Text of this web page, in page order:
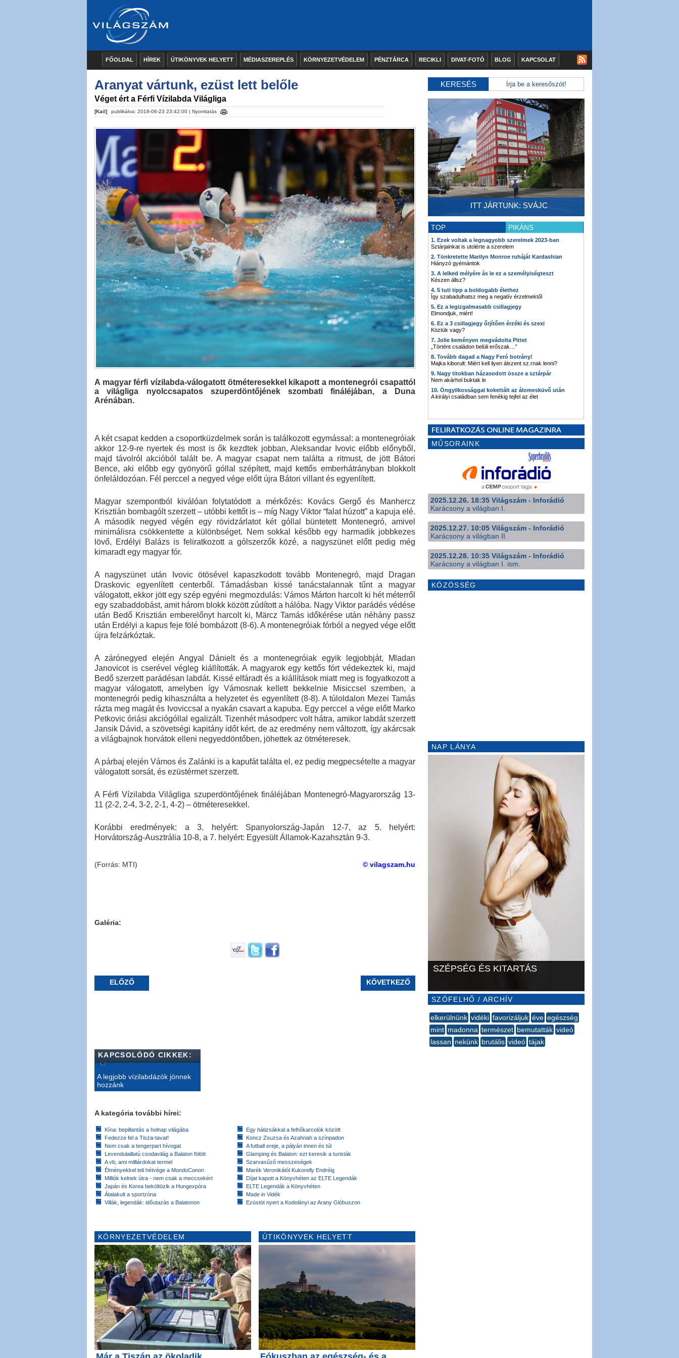
FŐOLDAL HÍREK ÚTIKÖNYVEK HELYETT MÉDIASZEREPLÉS KÖRNYEZETVÉDELEM PÉNZTÁRCA RECIKLI DIVAT-FOTÓ BLOG KAPCSOLAT
Aranyat vártunk, ezüst lett belőle
Véget ért a Férfi Vízilabda Világliga
[Kail] publikálva: 2018-06-23 23:42:00 | Nyomtatás
A magyar férfi vízilabda-válogatott ötméteresekkel kikapott a montenegrói csapattól
a világliga nyolccsapatos szuperdöntőjének szombati fináléjában, a Duna
Arénában.
A két csapat kedden a csoportküzdelmek során is találkozott egymással: a montenegróiak
akkor 12-9-re nyertek és most is ők kezdtek jobban, Aleksandar Ivovic előbb előnyből,
majd távolról akcióból talált be. A magyar csapat nem találta a ritmust, de jött Bátori
Bence, aki előbb egy gyönyörű góllal szépített, majd kettős emberhátrányban blokkolt
önfeláldozóan. Fél perccel a negyed vége előtt újra Bátori villant és egyenlített.
Magyar szempontból kiválóan folytatódott a mérkőzés: Kovács Gergő és Manhercz
Krisztián bombagólt szerzett – utóbbi kettőt is – míg Nagy Viktor “falat húzott” a kapuja elé.
A második negyed végén egy rövidzárlatot két góllal büntetett Montenegró, amivel
minimálisra csökkentette a különbséget. Nem sokkal később egy harmadik jobbkezes
lövő, Erdélyi Balázs is feliratkozott a gólszerzők közé, a nagyszünet előtt pedig még
kimaradt egy magyar fór.
A nagyszünet után Ivovic ötösével kapaszkodott tovább Montenegró, majd Dragan
Draskovic egyenlített centerből. Támadásban kissé tanácstalannak tűnt a magyar
válogatott, ekkor jött egy szép egyéni megmozdulás: Vámos Márton harcolt ki hét méterről
egy szabaddobást, amit három blokk között zúdított a hálóba. Nagy Viktor parádés védése
után Bedő Krisztián emberelőnyt harcolt ki, Märcz Tamás időkérése után néhány passz
után Erdélyi a kapus feje fölé bombázott (8-6). A montenegróiak fórból a negyed vége előtt
újra felzárkóztak.
A zárónegyed elején Angyal Dánielt és a montenegróiak egyik legjobbját, Mladan
Janovicot is cserével végleg kiállították. A magyarok egy kettős fórt védekeztek ki, majd
Bedő szerzett parádésan labdát. Kissé elfáradt és a kiállítások miatt meg is fogyatkozott a
magyar válogatott, amelyben így Vámosnak kellett bekkelnie Misiccsel szemben, a
montenegrói pedig kihasználta a helyzetet és egyenlített (8-8). A túloldalon Mezei Tamás
rázta meg magát és Ivoviccsal a nyakán csavart a kapuba. Egy perccel a vége előtt Marko
Petkovic óriási akciógóllal egalizált. Tizenhét másodperc volt hátra, amikor labdát szerzett
Jansik Dávid, a szövetségi kapitány időt kért, de az eredmény nem változott, így akárcsak
a világbajnok horvátok elleni negyeddöntőben, jöhettek az ötméteresek.
A párbaj elején Vámos és Zalánki is a kapufát találta el, ez pedig megpecsételte a magyar
válogatott sorsát, és ezüstérmet szerzett.
A Férfi Vízilabda Világliga szuperdöntőjének fináléjában Montenegró-Magyarország 13-
11 (2-2, 2-4, 3-2, 2-1, 4-2) – ötméteresekkel.
Korábbi eredmények: a 3. helyért: Spanyolország-Japán 12-7, az 5. helyért:
Horvátország-Ausztrália 10-8, a 7. helyért: Egyesült Államok-Kazahsztán 9-3.
© vilagszam.hu
(Forrás: MTI)
Galéria:
ELŐZŐ KÖVETKEZŐ
KAPCSOLÓDÓ CIKKEK:
A legjobb vízilabdázók jönnek
hozzánk
A kategória további hírei:
Kína: bepillantás a holnap világába
Fedezze fel a Tisza-tavat!
Nem csak a tengerpart hívogat
Levendulaillatú csodavilág a Balaton fölött
A vb, ami milliárdokat termel
Élményekkel teli hétvége a MondoConon
Milliók kelnek útra - nem csak a meccsekért
Japán és Korea beköltözik a Hungexpóra
Átalakult a sportzóna
Villák, legendák: időutazás a Balatonon
Egy hátizsákkal a felhőkarcolók között
Koncz Zsuzsa és Azahriah a színpadon
A futball ereje, a pályán innen és túl
Glamping és Balaton: ezt keresik a turisták
Szarvasűző messzeségek
Marék Veronikától Kukorelly Endréig
Díjat kapott a Könyvhéten az ELTE Legendák
ELTE Legendák a Könyvhéten
Made in Vidék
Ezüstöt nyert a Kodolányi az Arany Glóbuszon
KÖRNYEZETVÉDELEM ÚTIKÖNYVEK HELYETT
KERESÉS
ITT JÁRTUNK: SVÁJC
TOP PIKÁNS
1. Ezek voltak a legnagyobb szerelmek 2023-ban
Sztárjainkat is utolérte a szerelem
2. Tönkretette Marilyn Monroe ruháját Kardashian
Hiányzó gyémántok
3. A lelked mélyére ás le ez a személyiségteszt
Készen állsz?
4. 5 tuti tipp a boldogabb élethez
Így szabadulhatsz meg a negatív érzelmektől
5. Ez a legizgalmasabb csillagjegy
Elmondjuk, miért!
6. Ez a 3 csillagjegy őrjítően érzéki és szexi
Köztük vagy?
7. Jolie keményen megvádolta Pittet
„Történt családon belüli erőszak…”
8. Tovább dagad a Nagy Feró botrány!
Majka kiborult: Miért kell ilyen álszent sz.rnak lenni?
9. Nagy titokban házasodott össze a sztárpár
Nem akárhol buktak le
10. Öngyilkossággal kokettált az álomesküvő után
A királyi családban sem fenékig tejfel az élet
MŰSORAINK
2025.12.26. 18:35 Világszám - Inforádió
Karácsony a világban I.
2025.12.27. 10:05 Világszám - Inforádió
Karácsony a világban II.
2025.12.28. 10:35 Világszám - Inforádió
Karácsony a világban I. ism.
KÖZÖSSÉG
NAP LÁNYA
SZÉPSÉG ÉS KITARTÁS
SZÓFELHŐ / ARCHÍV
elkerülnünk vidéki favorizáljuk éve egészség
mint madonna természet bemutatták videó
lassan nekünk brutális videó tájak